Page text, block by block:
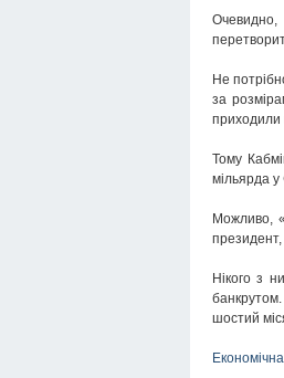
Очевидно,
Не
за
приходили
Тому
мільярда у
Можливо,
президент,
Нікого з
шостий